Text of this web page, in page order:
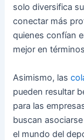
solo diversifica
conectar más
quienes confían
mejor en
Asimismo, las
pueden resultar
para las
buscan
el mundo del